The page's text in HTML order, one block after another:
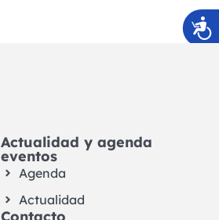
Actualidad y agenda
eventos
Agenda
Actualidad
Contacto